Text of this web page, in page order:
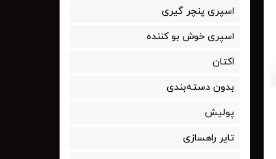
اسپری پنچر گیری
اسپری خوش بو کننده
اکتان
بدون دسته‌بندی
پولیش
تایر راهسازی